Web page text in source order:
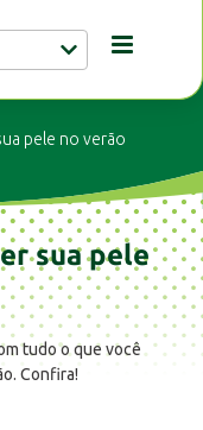
pele no verão
sua pele
tudo o que você
Confira!